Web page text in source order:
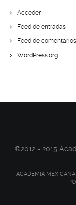
Acceder
Feed de entradas
Feed de comentarios
WordPress.org
©2012 - 2015
ACADEMIA